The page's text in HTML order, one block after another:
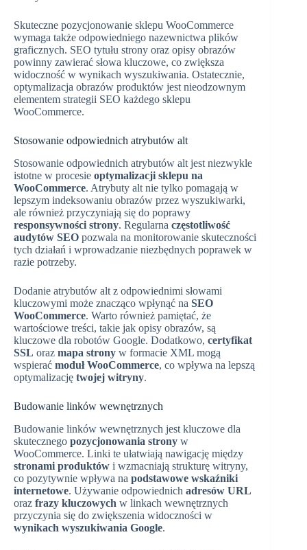
Skuteczne pozycjonowanie sklepu WooCommerce
wymaga także odpowiedniego nazewnictwa plików
graficznych. SEO tytułu strony oraz opisy obrazów
powinny zawierać słowa kluczowe, co zwiększa
widoczność w wynikach wyszukiwania. Ostatecznie,
optymalizacja obrazów produktów jest nieodzownym
elementem strategii SEO każdego sklepu
WooCommerce.
Stosowanie odpowiednich atrybutów alt
Stosowanie odpowiednich atrybutów alt jest niezwykle
istotne w procesie optymalizacji sklepu na
WooCommerce. Atrybuty alt nie tylko pomagają w
lepszym indeksowaniu obrazów przez wyszukiwarki,
ale również przyczyniają się do poprawy
responsywności strony. Regularna częstotliwość
audytów SEO pozwala na monitorowanie skuteczności
tych działań i wprowadzanie niezbędnych poprawek w
razie potrzeby.
Dodanie atrybutów alt z odpowiednimi słowami
kluczowymi może znacząco wpłynąć na SEO
WooCommerce. Warto również pamiętać, że
wartościowe treści, takie jak opisy obrazów, są
kluczowe dla robotów Google. Dodatkowo, certyfikat
SSL oraz mapa strony w formacie XML mogą
wspierać moduł WooCommerce, co wpływa na lepszą
optymalizację twojej witryny.
Budowanie linków wewnętrznych
Budowanie linków wewnętrznych jest kluczowe dla
skutecznego pozycjonowania strony w
WooCommerce. Linki te ułatwiają nawigację między
stronami produktów i wzmacniają strukturę witryny,
co pozytywnie wpływa na podstawowe wskaźniki
internetowe. Używanie odpowiednich adresów URL
oraz frazy kluczowych w linkach wewnętrznych
przyczynia się do zwiększenia widoczności w
wynikach wyszukiwania Google.